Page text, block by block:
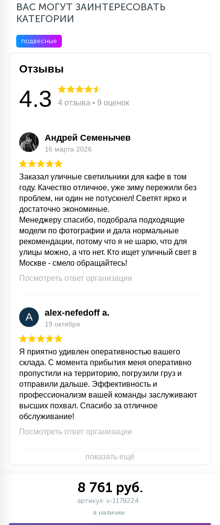
ВАС МОГУТ ЗАИНТЕРЕСОВАТЬ
КАТЕГОРИИ
подвесные
Отзывы
4.3 4 отзыва • 9 оценок
Андрей Семенычев
16 марта 2026
Заказал уличные светильники для кафе в том
году. Качество отличное, уже зиму пережили без
проблем, ни один не потускнел! Светят ярко и
достаточно экономиные.
Менеджеру спасибо, подобрала подходящие
модели по фотографии и дала нормальные
рекомендации, потому что я не шарю, что для
улицы можно, а что нет. Кто ищет уличный свет в
Москве - смело обращайтесь!
Посмотреть ответ организации
A alex-nefedoff a.
19 октября
Я приятно удивлен оперативностью вашего
склада. С момента прибытия меня оперативно
пропустили на территорию, погрузили груз и
отправили дальше. Эффективность и
профессионализм вашей команды заслуживают
высших похвал. Спасибо за отличное
обслуживание!
Посмотреть ответ организации
показать ещё
8 761 руб.
артикул: v-1178224
в наличии